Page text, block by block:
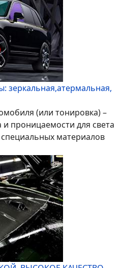
зеркальная,атермальная,
(или тонировка) –
и проницаемости для света
материалов